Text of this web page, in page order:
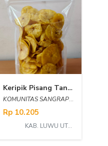
Keripik Pisang Tanduk Sangrapuan
KOMUNITAS SANGRAPUAN
Rp 10.205
KAB. LUWU UTARA